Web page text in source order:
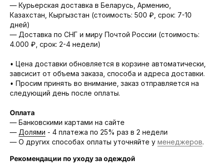
— Курьерская доставка в Беларусь, Армению,
Казахстан, Кыргызстан (стоимость: 500 ₽, срок: 7-10
дней)
— Доставка по СНГ и миру Почтой России (стоимость:
4.000 ₽, срок: 2-4 недели)
• Цена доставки обновляется в корзине автоматически,
завсисит от объема заказа, способа и адреса доставки.
• Просим принять во внимание, заказ отправляется на
следующий день после оплаты.
Оплата
— Банковскими картами на сайте
— Долями - 4 платежа по 25% раз в 2 недели
— О других способах оплаты уточняйте у менеджеров.
Рекомендации по уходу за одеждой